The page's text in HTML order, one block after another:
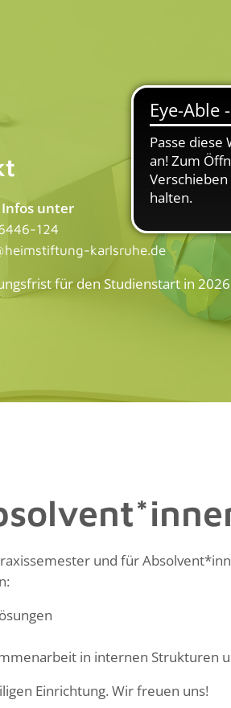
unter
124
karlsruhe.de
für den Studienstart in
und für
in internen Strukturen
Einrichtung. Wir freuen uns!